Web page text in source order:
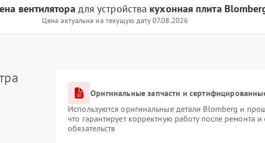
вентилятора для устройства кухонная плита
Цена актуальна на текущую дату 07.08.2026
Оригинальные запчасти и
Используются оригинальные детали Blomberg и
что гарантирует корректную работу после ремонта
обязательств